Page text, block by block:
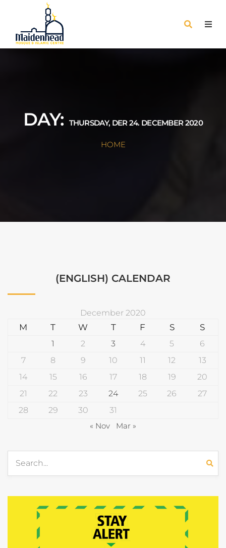
DAY: THURSDAY, DER 24. DECEMBER 2020
HOME
(ENGLISH) CALENDAR
December 2020
M T W T F S S
1 2 3 4 5
6
7
8 9 10 11 12
13
14
15 16 17 18 19
20
21
22 23 24 25 26
27
28
29 30
31
« Nov
Mar »